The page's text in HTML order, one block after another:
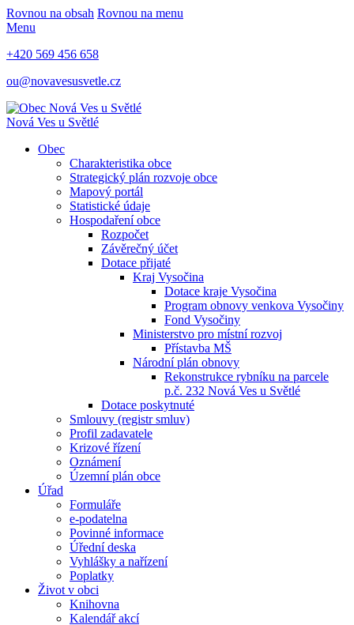
Rovnou na obsah Rovnou na menu
Menu
+420 569 456 658
ou@novavesusvetle.cz
Nová Ves u Světlé
Obec
Charakteristika obce
Strategický plán rozvoje obce
Mapový portál
Statistické údaje
Hospodaření obce
Rozpočet
Závěrečný účet
Dotace přijaté
Kraj Vysočina
Dotace kraje Vysočina
Program obnovy venkova Vysočiny
Fond Vysočiny
Ministerstvo pro místní rozvoj
Přístavba MŠ
Národní plán obnovy
Rekonstrukce rybníku na parcele
p.č. 232 Nová Ves u Světlé
Dotace poskytnuté
Smlouvy (registr smluv)
Profil zadavatele
Krizové řízení
Oznámení
Územní plán obce
Úřad
Formuláře
e-podatelna
Povinné informace
Úřední deska
Vyhlášky a nařízení
Poplatky
Život v obci
Knihovna
Kalendář akcí